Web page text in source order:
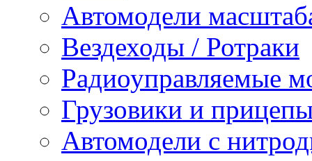
Автомодели
Вездеходы / Ротраки
Радиоуправляемые
Грузовики и
Автомодели с